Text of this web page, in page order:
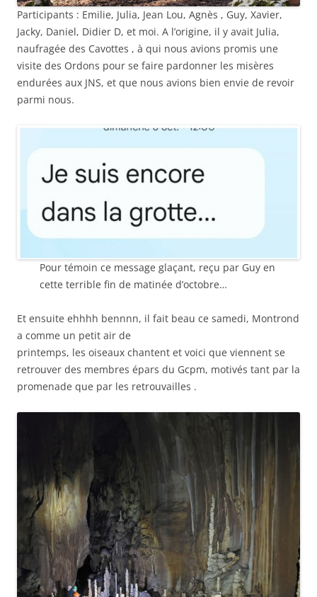
Participants : Emilie, Julia, Jean Lou, Agnès , Guy, Xavier,
Jacky, Daniel, Didier D, et moi. A l’origine, il y avait Julia,
naufragée des Cavottes , à qui nous avions promis une
visite des Ordons pour se faire pardonner les misères
endurées aux JNS, et que nous avions bien envie de revoir
parmi nous.
Pour témoin ce message glaçant, reçu par Guy en
cette terrible fin de matinée d’octobre…
Et ensuite ehhhh bennnn, il fait beau ce samedi, Montrond
a comme un petit air de
printemps, les oiseaux chantent et voici que viennent se
retrouver des membres épars du Gcpm, motivés tant par la
promenade que par les retrouvailles .